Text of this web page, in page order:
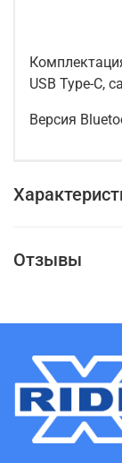
USB Type-C,
Версия
Отзывы